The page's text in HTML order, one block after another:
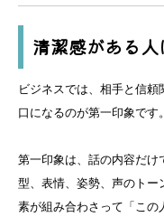
清潔感がある
ビジネスでは、相手と信頼
口になるのが第一印象です。
第一印象は、話の内容だけ
型、表情、姿勢、声のトー
素が組み合わさって「この